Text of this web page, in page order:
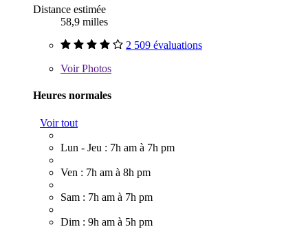
Distance estimée
58,9 milles
2 509 évaluations
VoirPhotos
Heures normales
Voir tout
Lun - Jeu : 7h am à 7h pm
Ven : 7h am à 8h pm
Sam : 7h am à 7h pm
Dim : 9h am à 5h pm